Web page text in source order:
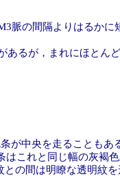
脈の間隔よりはるか
が，まれにほとん
が中央を走ることもあ
れと同じ幅の灰褐
の間は明瞭な透明紋